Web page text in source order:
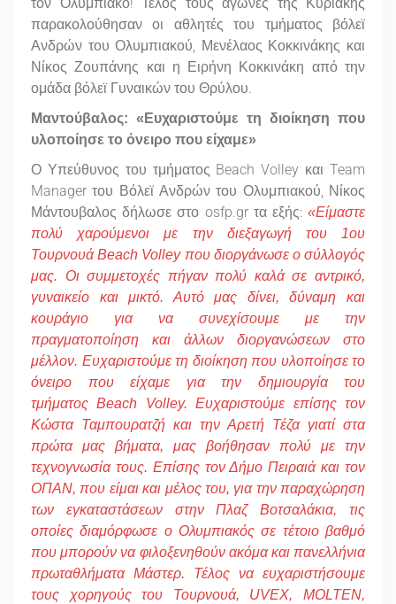
παρακολούθησαν οι αθλητές του τμήματος βόλεϊ
Ανδρών του Ολυμπιακού, Μενέλαος Κοκκινάκης και
Νίκος Ζουπάνης και η Ειρήνη Κοκκινάκη από την
ομάδα βόλεϊ Γυναικών του Θρύλου.
Μαντούβαλος: «Ευχαριστούμε τη διοίκηση που
υλοποίησε το όνειρο που είχαμε»
Ο Υπεύθυνος του τμήματος Beach Volley και Team
Manager του Βόλεϊ Ανδρών του Ολυμπιακού, Νίκος
Μάντουβαλος δήλωσε στο osfp.gr τα εξής: «Είμαστε
πολύ χαρούμενοι με την διεξαγωγή του 1oυ
ΤουρνουάBeach Volleyπου διοργάνωσε ο σύλλογός
μας. Οι συμμετοχές πήγαν πολύ καλά σε αντρικό,
γυναικείο και μικτό. Αυτό μας δίνει, δύναμη και
κουράγιο για να συνεχίσουμε με την
πραγματοποίηση και άλλων διοργανώσεων στο
μέλλον. Ευχαριστούμε τη διοίκηση που υλοποίησε το
όνειρο που είχαμε για την δημιουργία του
τμήματοςBeach Volley. Ευχαριστούμε επίσης τον
Κώστα Ταμπουρατζή και την Αρετή Τέζα γιατί στα
πρώτα μας βήματα, μας βοήθησαν πολύ με την
τεχνογνωσία τους. Επίσης τον Δήμο Πειραιά και τον
ΟΠΑΝ, που είμαι και μέλος του, για την παραχώρηση
των εγκαταστάσεων στην Πλαζ Βοτσαλάκια, τις
οποίες διαμόρφωσε ο Ολυμπιακός σε τέτοιο βαθμό
που μπορούν να φιλοξενηθούν ακόμα και πανελλήνια
πρωταθλήματα Μάστερ. Τέλος να ευχαριστήσουμε
τους χορηγούς του Τουρνουά, UVEX, MOLTEN,